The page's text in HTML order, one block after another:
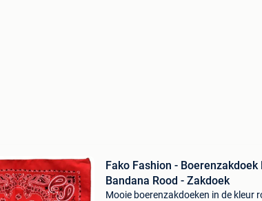
Fako Fashion - Boerenzakdoek
Bandana Rood - Zakdoek
Mooie boerenzakdoeken in de kleur